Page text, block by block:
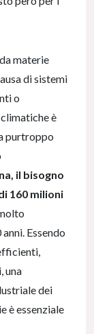
materie
di sistemi
o
è
purtroppo
il bisogno
160 milioni
Essendo
una
dei
è essenziale